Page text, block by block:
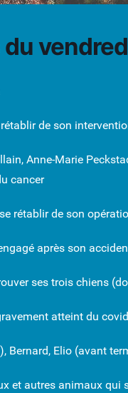
de son
Anne-Marie
cancer
rétablir de son
après son
ses trois chiens
atteint du covid
Bernard, Elio (avant
et autres animaux qui